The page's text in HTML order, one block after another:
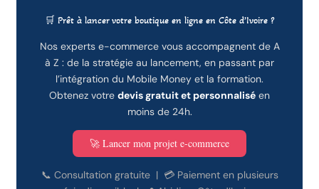
🛒 Prêt à lancer votre boutique en ligne en Côte d’Ivoire ?
Nos experts e-commerce vous accompagnent de A
à Z : de la stratégie au lancement, en passant par
l’intégration du Mobile Money et la formation.
Obtenez votre devis gratuit et personnalisé en
moins de 24h.
🚀 Lancer mon projet e-commerce
📞 Consultation gratuite | 💳 Paiement en plusieurs